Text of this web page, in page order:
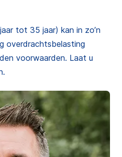
tot 35 jaar) kan in zo’n
overdrachtsbelasting
voorwaarden. Laat u